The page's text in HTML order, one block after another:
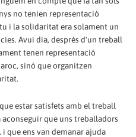
no tenien representació
i la solidaritat era solament un
Avui dia, després d'un treball
tenen representació
sinó que organitzen
estar satisfets amb el treball
que uns treballadors
que ens van demanar ajuda